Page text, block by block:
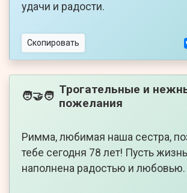
удачи и радости.
Скопировать
🧑‍🤝‍🧑 Трогательные и
пожелания
Римма, любимая наша сестра,
тебе сегодня 78 лет! Пусть
наполнена радостью и любовью.